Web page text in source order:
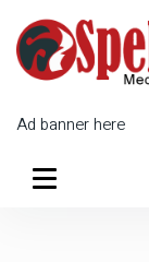
Ad banner here